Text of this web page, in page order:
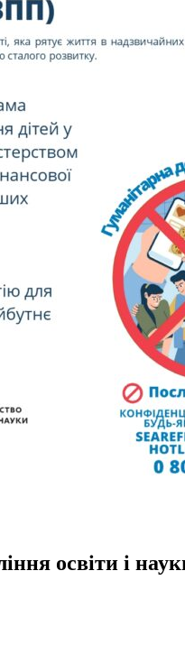
освіти і